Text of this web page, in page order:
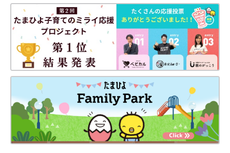
PROFILE）
心理療法家、断捨離®アンバサダー。米国マサチューセッツ州エ
ンディコットカレッジ卒（AA）後、経営コンサルティング会
社、貿易会社勤務を経て、通訳・コーディネーターとして活動。
2002年に日本帰国後、複数の医療機関において、メンタルケ
ア、心の悩みやストレスを抱える人々に対して日々カウンセリン
グを行う。また片付けを通した心と気持ちの整え方などのセミナ
ーなども行う。著書に、『「心のガラクタ」を捨てる生き方:
「自分は自分」と言い切る強さをつくる本』（三笠書房）、『モ
ノを捨てればうまくいく 断捨離のすすめ』（同文館出版）など
がある。